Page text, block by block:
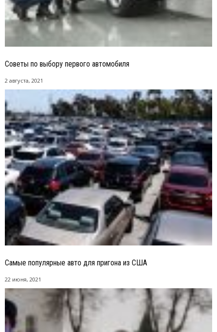
Советы по выбору первого автомобиля
2 августа, 2021
Самые популярные авто для пригона из США
22 июня, 2021